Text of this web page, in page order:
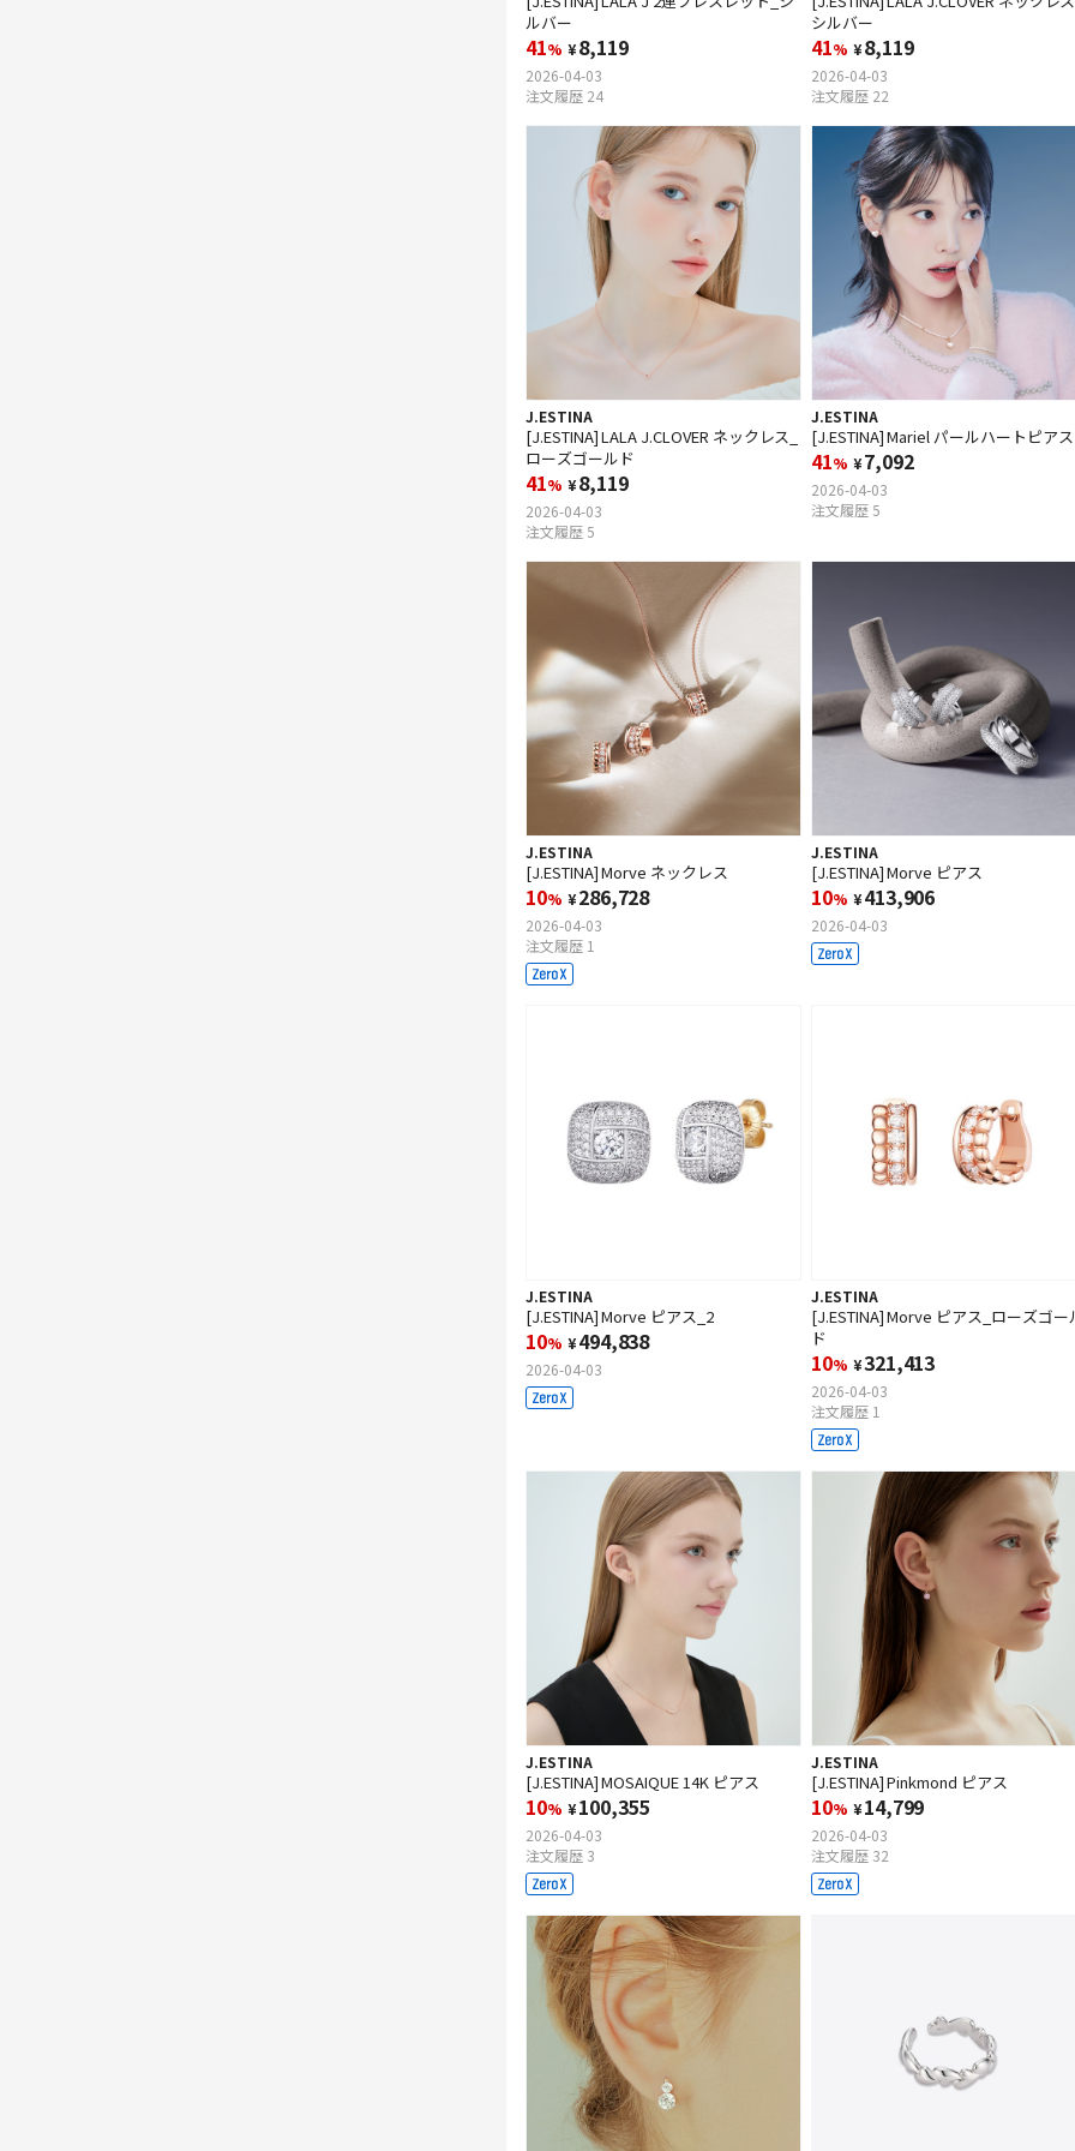
ルバー
41% ¥8,119
2026-04-03
注文履歴 24
シルバー
41% ¥8,119
2026-04-03
注文履歴 22
J.ESTINA
[J.ESTINA] LALA J.CLOVER ネックレス_
ローズゴールド
41% ¥8,119
2026-04-03
注文履歴 5
J.ESTINA
[J.ESTINA] Mariel パールハートピア
41% ¥7,092
2026-04-03
注文履歴 5
J.ESTINA
[J.ESTINA] Morve ネックレス
10% ¥286,728
2026-04-03
注文履歴 1
J.ESTINA
[J.ESTINA] Morve ピアス
10% ¥413,906
2026-04-03
J.ESTINA
[J.ESTINA] Morve ピアス_2
10% ¥494,838
2026-04-03
J.ESTINA
[J.ESTINA] Morve ピアス_ローズゴー
ド
10% ¥321,413
2026-04-03
注文履歴 1
J.ESTINA
[J.ESTINA] MOSAIQUE 14K ピアス
10% ¥100,355
2026-04-03
注文履歴 3
J.ESTINA
[J.ESTINA] Pinkmond ピアス
10% ¥14,799
2026-04-03
注文履歴 32